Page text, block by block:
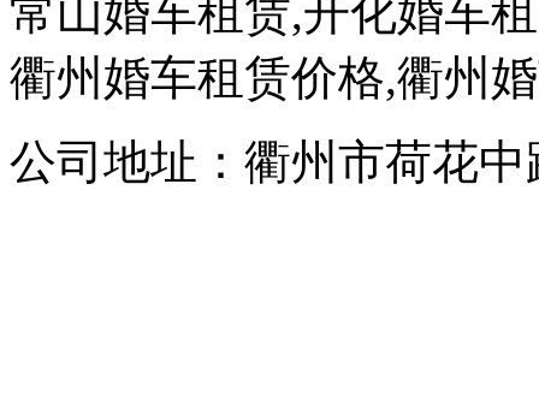
常山婚车租赁,开化婚车
衢州婚车租赁价格,衢州
公司地址：衢州市荷花中